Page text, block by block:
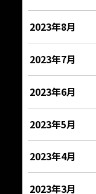
2023年8月
2023年7月
2023年6月
2023年5月
2023年4月
2023年3月